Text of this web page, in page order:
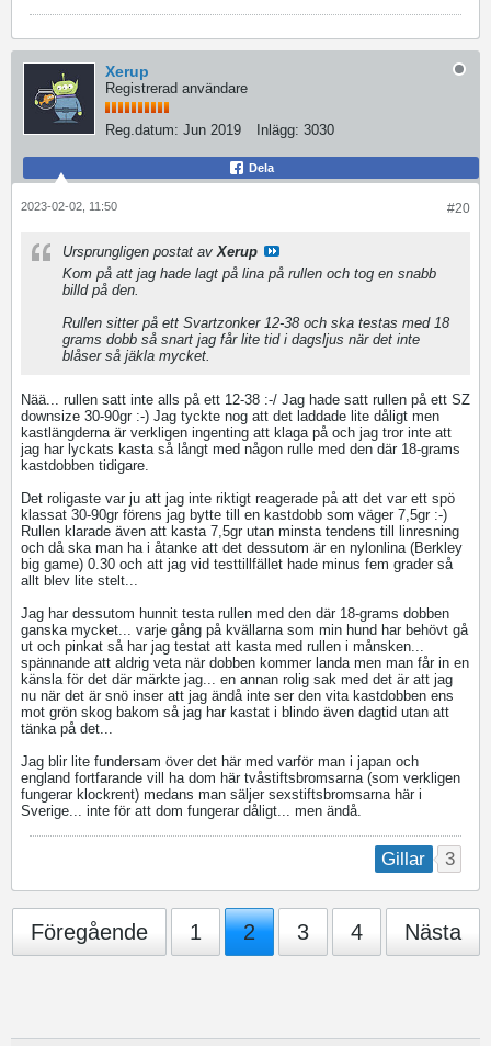
Xerup
Registrerad användare
Reg.datum: Jun 2019 Inlägg: 3030
Dela
#20
2023-02-02, 11:50
Ursprungligen postat avXerup
Kom på att jag hade lagt på lina på rullen och tog en snabb
billd på den.
Rullen sitter på ett Svartzonker 12-38 och ska testas med 18
grams dobb så snart jag får lite tid i dagsljus när det inte
blåser så jäkla mycket.
Nää... rullen satt inte alls på ett 12-38 :-/ Jag hade satt rullen på ett SZ
downsize 30-90gr :-) Jag tyckte nog att det laddade lite dåligt men
kastlängderna är verkligen ingenting att klaga på och jag tror inte att
jag har lyckats kasta så långt med någon rulle med den där 18-grams
kastdobben tidigare.
Det roligaste var ju att jag inte riktigt reagerade på att det var ett spö
klassat 30-90gr förens jag bytte till en kastdobb som väger 7,5gr :-)
Rullen klarade även att kasta 7,5gr utan minsta tendens till linresning
och då ska man ha i åtanke att det dessutom är en nylonlina (Berkley
big game) 0.30 och att jag vid testtillfället hade minus fem grader så
allt blev lite stelt...
Jag har dessutom hunnit testa rullen med den där 18-grams dobben
ganska mycket... varje gång på kvällarna som min hund har behövt gå
ut och pinkat så har jag testat att kasta med rullen i månsken...
spännande att aldrig veta när dobben kommer landa men man får in en
känsla för det där märkte jag... en annan rolig sak med det är att jag
nu när det är snö inser att jag ändå inte ser den vita kastdobben ens
mot grön skog bakom så jag har kastat i blindo även dagtid utan att
tänka på det...
Jag blir lite fundersam över det här med varför man i japan och
england fortfarande vill ha dom här tvåstiftsbromsarna (som verkligen
fungerar klockrent) medans man säljer sexstiftsbromsarna här i
Sverige... inte för att dom fungerar dåligt... men ändå.
Gillar 3
Föregående 1 2 3 4 Nästa